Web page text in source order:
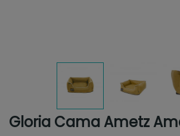
Gloria Cama Ametz